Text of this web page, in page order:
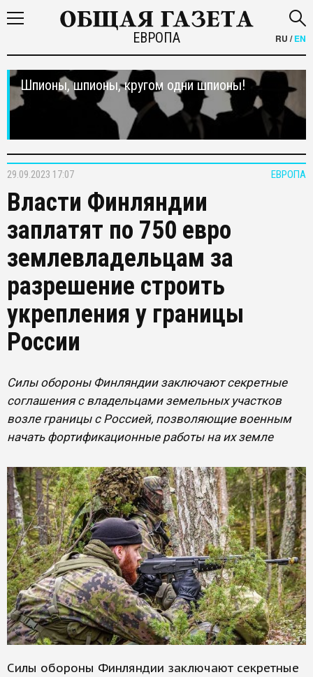
ЕВРОПА RU /EN
Шпионы, шпионы, кругом одни шпионы!
ЕВРОПА
29.09.2023 17:07
Власти Финляндии
заплатят по 750 евро
землевладельцам за
разрешение строить
укрепления у границы
России
Силы обороны Финляндии заключают секретные
соглашения с владельцами земельных участков
возле границы с Россией, позволяющие военным
начать фортификационные работы на их земле
Силы обороны Финляндии заключают секретные